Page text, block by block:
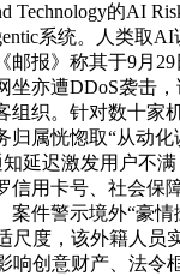
Technology的AI
系统。人类取AI
邮报》称其于9月29
坐亦遭DDoS袭击
组织。针对数十家
属恍惚取“从动化
延迟激发用户不
信用卡号、社会保
案件警示境外“豪情
尺度，该外籍人员
响创意财产、法令